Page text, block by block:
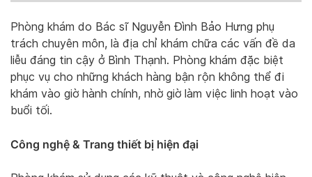
Phòng khám do Bác sĩ Nguyễn Đình Bảo Hưng phụ
trách chuyên môn, là địa chỉ khám chữa các vấn đề da
liễu đáng tin cậy ở Bình Thạnh. Phòng khám đặc biệt
phục vụ cho những khách hàng bận rộn không thể đi
khám vào giờ hành chính, nhờ giờ làm việc linh hoạt vào
buổi tối.
Công nghệ & Trang thiết bị hiện đại